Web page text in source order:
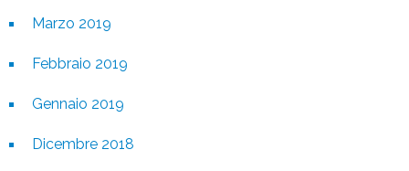
Marzo 2019
Febbraio 2019
Gennaio 2019
Dicembre 2018